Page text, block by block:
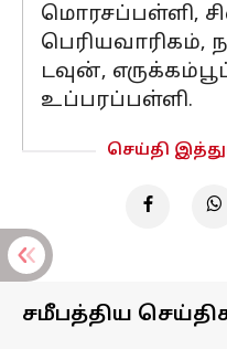
மொரசப்பள்ளி,
பெரியவாரிகம்,
டவுன்,
உப்பரப்பள்ளி.
செய்தி
சமீபத்திய